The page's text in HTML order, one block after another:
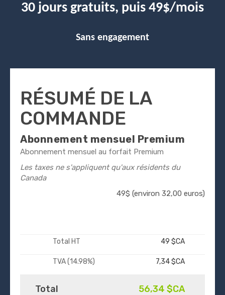
30 jours gratuits, puis 49$/mois
Sans engagement
RÉSUMÉ DE LA
COMMANDE
Abonnement mensuel Premium
Abonnement mensuel au forfait Premium
Les taxes ne s'appliquent qu'aux résidents du
Canada
49$ (environ 32,00 euros)
Total HT 49 $CA
TVA (14.98%) 7,34 $CA
Total 56,34 $CA